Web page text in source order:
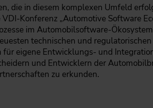
die in diesem komplexen Umfeld
Konferenz „Automotive Software
im Automobilsoftware-
technischen und
eigene Entwicklungs- und
und Entwicklern der
zu erkunden.